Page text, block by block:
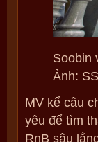
Soobin
Ảnh:
MV kể câu
yêu để tìm
RnB sâu